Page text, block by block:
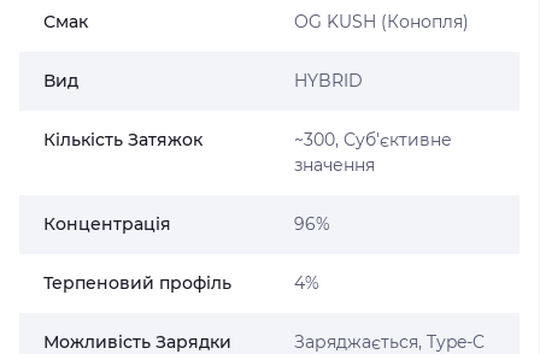
Смак OG KUSH (Конопля)
Вид HYBRID
Кількість Затяжок
~300, Суб'єктивне
значення
Концентрація 96%
Терпеновий профіль 4%
Можливість Зарядки
Заряджається, Type-C